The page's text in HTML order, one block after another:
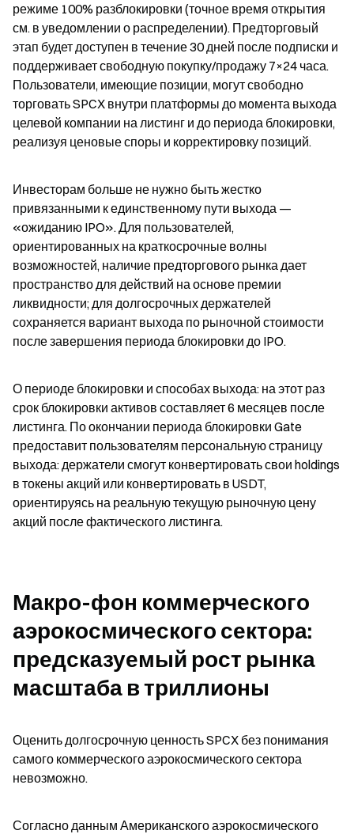
режиме 100% разблокировки (точное время открытия
см. в уведомлении о распределении). Предторговый
этап будет доступен в течение 30 дней после подписки и
поддерживает свободную покупку/продажу 7×24 часа.
Пользователи, имеющие позиции, могут свободно
торговать SPCX внутри платформы до момента выхода
целевой компании на листинг и до периода блокировки,
реализуя ценовые споры и корректировку позиций.
Инвесторам больше не нужно быть жестко
привязанными к единственному пути выхода —
«ожиданию IPO». Для пользователей,
ориентированных на краткосрочные волны
возможностей, наличие предторгового рынка дает
пространство для действий на основе премии
ликвидности; для долгосрочных держателей
сохраняется вариант выхода по рыночной стоимости
после завершения периода блокировки до IPO.
О периоде блокировки и способах выхода: на этот раз
срок блокировки активов составляет 6 месяцев после
листинга. По окончании периода блокировки Gate
предоставит пользователям персональную страницу
выхода: держатели смогут конвертировать свои holdings
в токены акций или конвертировать в USDT,
ориентируясь на реальную текущую рыночную цену
акций после фактического листинга.
Макро-фон коммерческого
аэрокосмического сектора:
предсказуемый рост рынка
масштаба в триллионы
Оценить долгосрочную ценность SPCX без понимания
самого коммерческого аэрокосмического сектора
невозможно.
Согласно данным Американского аэрокосмического